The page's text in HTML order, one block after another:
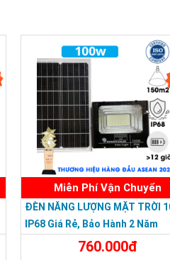
Miễn Phí Vận Chuyển
ĐÈN NĂNG LƯỢNG MẶT TRỜI
IP68 Giá Rẻ, Bảo Hành 2 Năm
760.000đ